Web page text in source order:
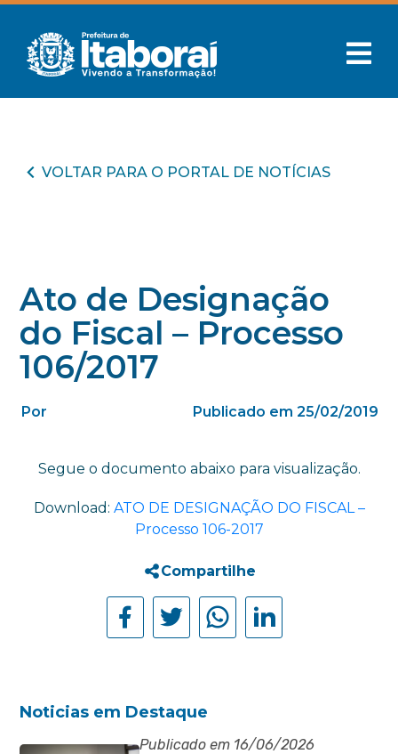
VOLTAR PARA O PORTAL DE NOTÍCIAS
Ato de Designação
do Fiscal – Processo
106/2017
Por Publicado em 25/02/2019
Segue o documento abaixo para visualização.
Download: ATO DE DESIGNAÇÃO DO FISCAL –
Processo 106-2017
Compartilhe
Noticias em Destaque
Publicado em 16/06/2026